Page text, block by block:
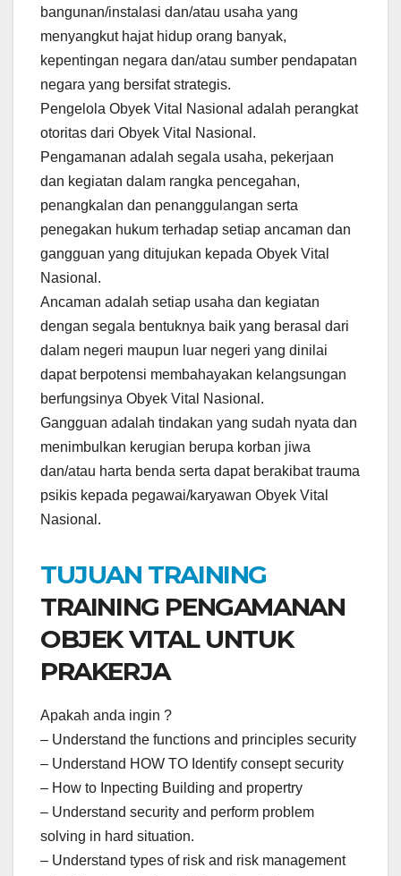
bangunan/instalasi dan/atau usaha yang
menyangkut hajat hidup orang banyak,
kepentingan negara dan/atau sumber pendapatan
negara yang bersifat strategis.
Pengelola Obyek Vital Nasional adalah perangkat
otoritas dari Obyek Vital Nasional.
Pengamanan adalah segala usaha, pekerjaan
dan kegiatan dalam rangka pencegahan,
penangkalan dan penanggulangan serta
penegakan hukum terhadap setiap ancaman dan
gangguan yang ditujukan kepada Obyek Vital
Nasional.
Ancaman adalah setiap usaha dan kegiatan
dengan segala bentuknya baik yang berasal dari
dalam negeri maupun luar negeri yang dinilai
dapat berpotensi membahayakan kelangsungan
berfungsinya Obyek Vital Nasional.
Gangguan adalah tindakan yang sudah nyata dan
menimbulkan kerugian berupa korban jiwa
dan/atau harta benda serta dapat berakibat trauma
psikis kepada pegawai/karyawan Obyek Vital
Nasional.
TUJUAN TRAINING
TRAINING PENGAMANAN
OBJEK VITAL UNTUK
PRAKERJA
Apakah anda ingin ?
– Understand the functions and principles security
– Understand HOW TO Identify consept security
– How to Inpecting Building and propertry
– Understand security and perform problem
solving in hard situation.
– Understand types of risk and risk management